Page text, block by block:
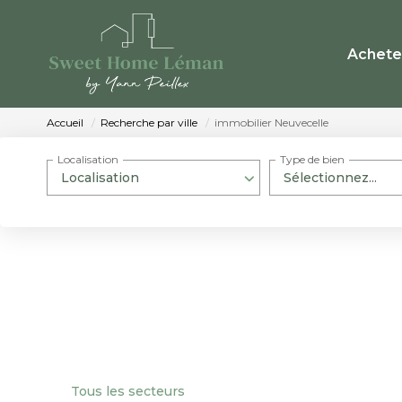
Accueil Recherche par ville immobilier Neuvecelle
Localisation
Localisation
Sélectionnez...
Type de bien
Tous les secteurs